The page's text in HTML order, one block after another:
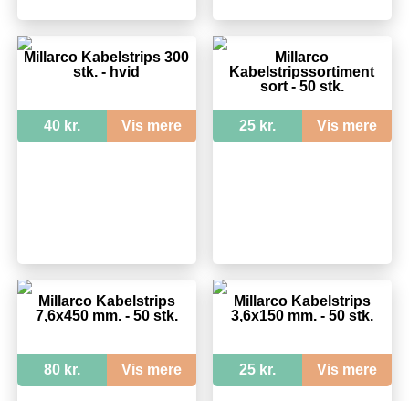
Millarco Kabelstrips 300
stk. - hvid
40 kr. Vis mere
Millarco
Kabelstripssortiment
sort - 50 stk.
25 kr. Vis mere
Millarco Kabelstrips
7,6x450 mm. - 50 stk.
80 kr. Vis mere
Millarco Kabelstrips
3,6x150 mm. - 50 stk.
25 kr. Vis mere